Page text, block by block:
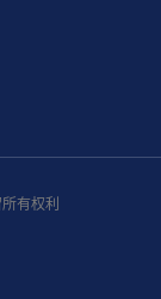
有权利